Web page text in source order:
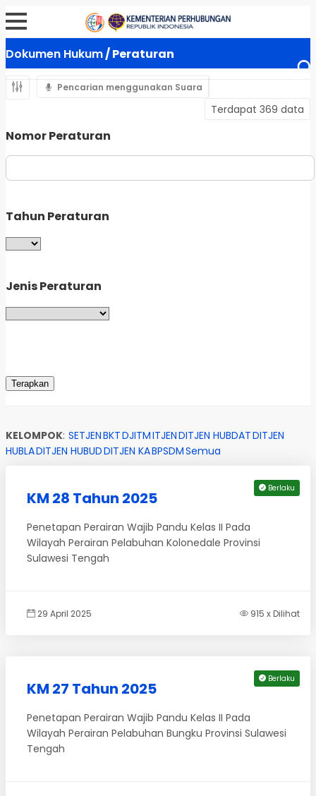
Dokumen Hukum/ Peraturan
Pencarian menggunakan Suara
Terdapat 369 data
Nomor Peraturan
Tahun Peraturan
Jenis Peraturan
KELOMPOK: SETJENBKTDJITMITJENDITJEN HUBDATDITJEN
HUBLADITJEN HUBUDDITJEN KABPSDMSemua
Berlaku
KM 28 Tahun 2025
Penetapan Perairan Wajib Pandu Kelas II Pada
Wilayah Perairan Pelabuhan Kolonedale Provinsi
Sulawesi Tengah
29 April 2025 915 x Dilihat
Berlaku
KM 27 Tahun 2025
Penetapan Perairan Wajib Pandu Kelas II Pada
Wilayah Perairan Pelabuhan Bungku Provinsi Sulawesi
Tengah